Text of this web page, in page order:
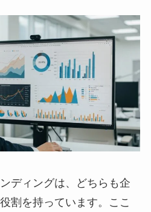
ディングは、どちらも企
割を持っています。ここ